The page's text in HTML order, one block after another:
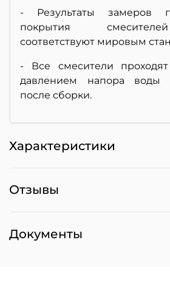
- Результаты замеров
покрытия
соответствуют мировым
- Все смесители
давлением напора воды
после сборки.
Характеристики
Отзывы
Документы